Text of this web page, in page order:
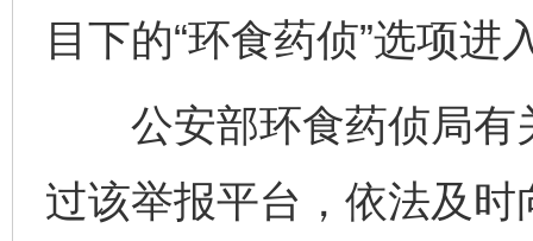
目下的“环食药侦”选项进
公安部环食药侦局有
过该举报平台，依法及